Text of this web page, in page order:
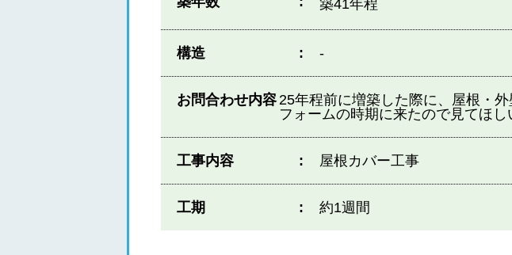
築41年程
構造 ‐
お問合わせ内容 25年程前に増築した際に、屋根・
フォームの時期に来たので見てほし
工事内容 屋根カバー工事
工期 約1週間